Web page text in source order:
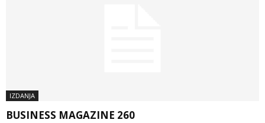
IZDANJA
BUSINESS MAGAZINE 260